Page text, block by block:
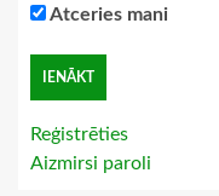
Atceries mani
Reģistrēties
Aizmirsi paroli